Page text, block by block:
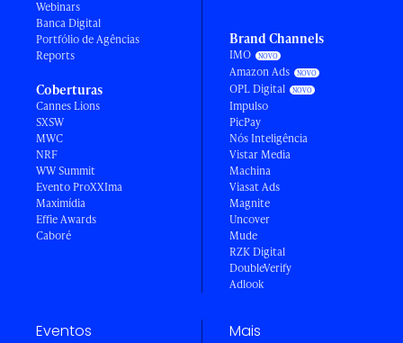
Webinars
Banca Digital
Portfólio de Agências
Reports
Coberturas
Cannes Lions
SXSW
MWC
NRF
WW Summit
Evento ProXXIma
Maximídia
Effie Awards
Caboré
Brand Channels
IMO
Amazon Ads
OPL Digital
Impulso
PicPay
Nós Inteligência
Vistar Media
Machina
Viasat Ads
Magnite
Uncover
Mude
RZK Digital
DoubleVerify
Adlook
Eventos Mais